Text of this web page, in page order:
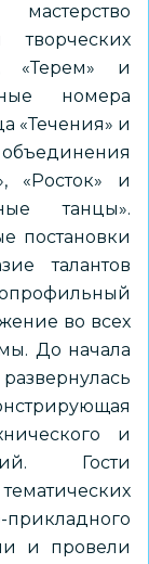
творческих
«Терем» и
номера
«Течения» и
«Росток» и
танцы».
постановки
талантов
во всех
До начала
и
Гости
и провели